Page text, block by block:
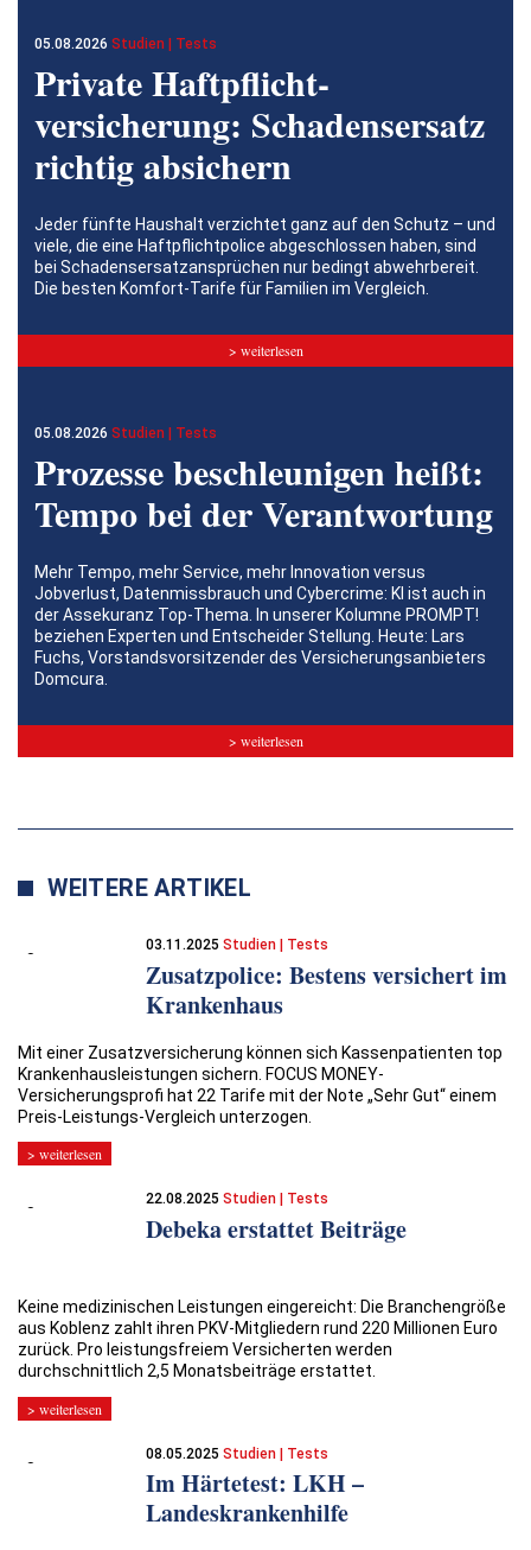
05.08.2026 Studien | Tests
Private Haftpflicht­
versicherung: Schadensersatz
richtig absichern
Jeder fünfte Haushalt verzichtet ganz auf den Schutz – und
viele, die eine Haftpflichtpolice abgeschlossen haben, sind
bei Schadensersatzansprüchen nur bedingt abwehrbereit.
Die besten Komfort-Tarife für Familien im Vergleich.
> weiterlesen
05.08.2026 Studien | Tests
Prozesse beschleunigen heißt:
Tempo bei der Verantwortung
Mehr Tempo, mehr Service, mehr Innovation versus
Jobverlust, Datenmissbrauch und Cybercrime: KI ist auch in
der Assekuranz Top-Thema. In unserer Kolumne PROMPT!
beziehen Experten und Entscheider Stellung. Heute: Lars
Fuchs, Vorstandsvorsitzender des Versicherungsanbieters
Domcura.
> weiterlesen
WEITERE ARTIKEL
03.11.2025Studien | Tests
Zusatzpolice: Bestens versichert im
Krankenhaus
Mit einer Zusatzversicherung können sich Kassenpatienten top
Krankenhausleistungen sichern. FOCUS MONEY-
Versicherungsprofi hat 22 Tarife mit der Note „Sehr Gut“ einem
Preis-Leistungs-Vergleich unterzogen.
> weiterlesen
22.08.2025Studien | Tests
Debeka erstattet Beiträge
Keine medizinischen Leistungen eingereicht: Die Branchengröße
aus Koblenz zahlt ihren PKV-Mitgliedern rund 220 Millionen Euro
zurück. Pro leistungsfreiem Versicherten werden
durchschnittlich 2,5 Monatsbeiträge erstattet.
> weiterlesen
08.05.2025Studien | Tests
Im Härtetest: LKH –
Landeskrankenhilfe